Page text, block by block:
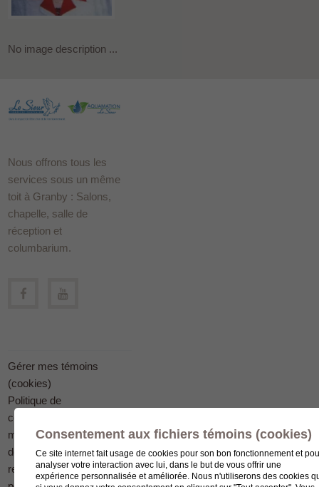
No image description ...
Nous offrons tous les
services sous un même
toit à Granby : Salons,
chapelle, salle de
réception et
columbarium.
Gérer mes témoins
(cookies)
Politique de
confidentialité en
matière
de protection des
renseignements
Consentement aux fichiers témoins (cookies)
Ce site internet fait usage de cookies pour son bon fonctionnement et
analyser votre interaction avec lui, dans le but de vous offrir une
expérience personnalisée et améliorée. Nous n'utiliserons des cookies